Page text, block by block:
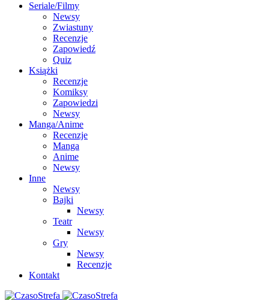
Seriale/Filmy
Newsy
Zwiastuny
Recenzje
Zapowiedź
Quiz
Książki
Recenzje
Komiksy
Zapowiedzi
Newsy
Manga/Anime
Recenzje
Manga
Anime
Newsy
Inne
Newsy
Bajki
Newsy
Teatr
Newsy
Gry
Newsy
Recenzje
Kontakt